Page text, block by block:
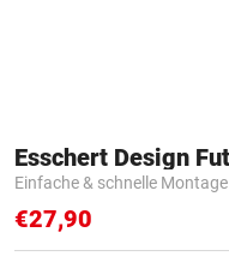
Einfache & schnelle Montage
€27,90